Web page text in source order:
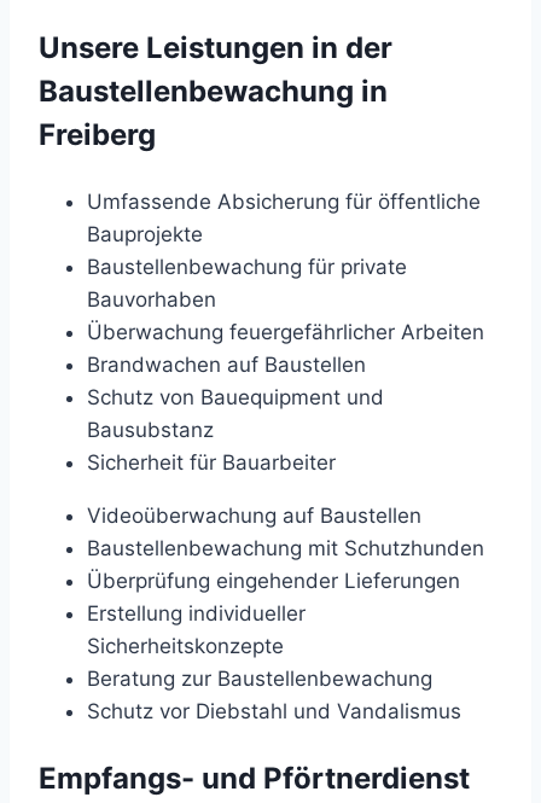
Unsere Leistungen in der
Baustellenbewachung in
Freiberg
Umfassende Absicherung für öffentliche
Bauprojekte
Baustellenbewachung für private
Bauvorhaben
Überwachung feuergefährlicher Arbeiten
Brandwachen auf Baustellen
Schutz von Bauequipment und
Bausubstanz
Sicherheit für Bauarbeiter
Videoüberwachung auf Baustellen
Baustellenbewachung mit Schutzhunden
Überprüfung eingehender Lieferungen
Erstellung individueller
Sicherheitskonzepte
Beratung zur Baustellenbewachung
Schutz vor Diebstahl und Vandalismus
Empfangs- und Pförtnerdienst